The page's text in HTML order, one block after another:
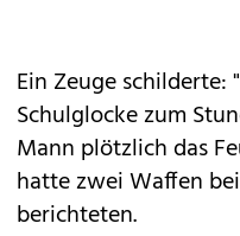
Ein Zeuge schilderte:
Schulglocke zum
Mann plötzlich das
hatte zwei Waffen
berichteten.